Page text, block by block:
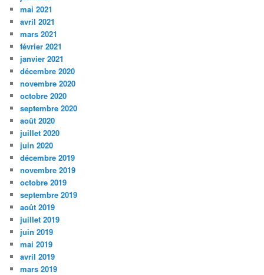
mai 2021
avril 2021
mars 2021
février 2021
janvier 2021
décembre 2020
novembre 2020
octobre 2020
septembre 2020
août 2020
juillet 2020
juin 2020
décembre 2019
novembre 2019
octobre 2019
septembre 2019
août 2019
juillet 2019
juin 2019
mai 2019
avril 2019
mars 2019